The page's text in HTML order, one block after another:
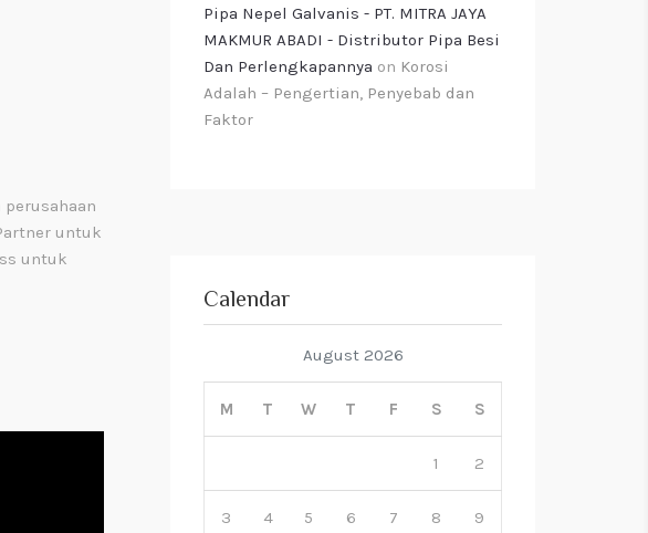
untuk
untuk
Pipa Nepel Galvanis - PT. MITRA JAYA
MAKMUR ABADI - Distributor Pipa Besi
Dan Perlengkapannya on Korosi
Adalah – Pengertian, Penyebab dan
Faktor
Calendar
August 2026
M T W T F S S
1 2
3 4 5 6 7 8 9